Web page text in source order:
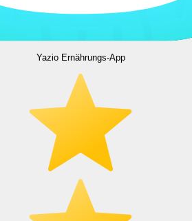
Yazio Ernährungs-App